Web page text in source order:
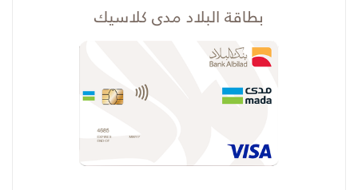
بطاقة البلاد مدى كلاسيك